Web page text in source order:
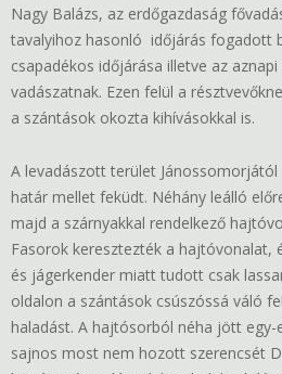
Nagy Balázs, az erdőgazdaság
tavalyihoz hasonló időjárás fogadott
csapadékos időjárása illetve az
vadászatnak. Ezen felül a
a szántások okozta kihívásokkal is.
A levadászott terület
határ mellet feküdt. Néhány leálló
majd a szárnyakkal rendelkező
Fasorok keresztezték a hajtóvonalat,
és jágerkender miatt tudott csak
oldalon a szántások csúszóssá váló
haladást. A hajtósorból néha jött egy-
sajnos most nem hozott szerencsét